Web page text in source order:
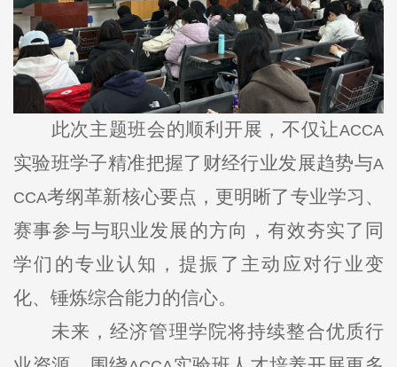
此次主题班会的顺利开展，不仅让ACCA
实验班学子精准把握了财经行业发展趋势与A
CCA考纲革新核心要点，更明晰了专业学习、
赛事参与与职业发展的方向，有效夯实了同
学们的专业认知，提振了主动应对行业变
化、锤炼综合能力的信心。
未来，经济管理学院将持续整合优质行